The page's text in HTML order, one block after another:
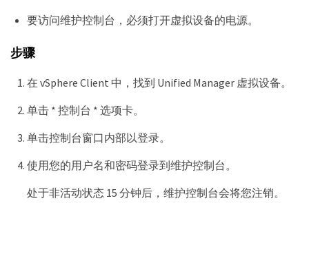
要访问维护控制台，必须打开虚拟设备的电源。
步骤
在 vSphere Client 中，找到 Unified Manager 虚拟设备。
单击 * 控制台 * 选项卡。
单击控制台窗口内部以登录。
使用您的用户名和密码登录到维护控制台。
处于非活动状态 15 分钟后，维护控制台会将您注销。